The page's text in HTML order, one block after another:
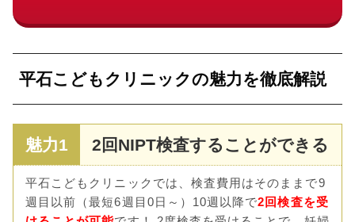
平石こどもクリニックの魅力を徹底解説
魅力1 2回NIPT検査することができる
平石こどもクリニックでは、検査費用はそのままで9
週目以前（最短6週目0日～）10週以降で2回検査を受